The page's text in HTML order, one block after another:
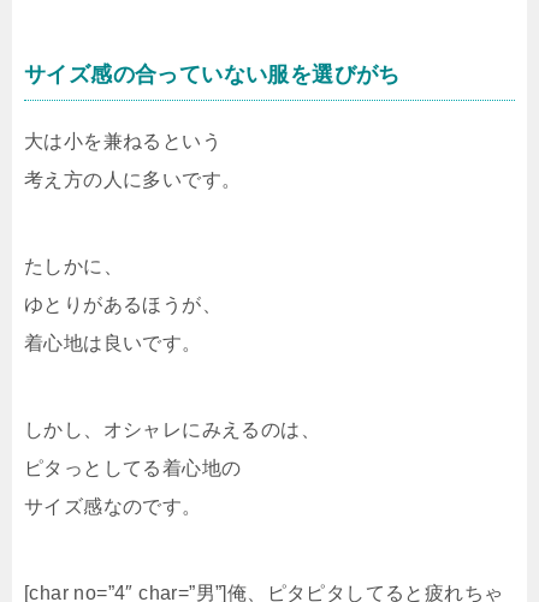
サイズ感の合っていない服を選びがち
大は小を兼ねるという
考え方の人に多いです。
たしかに、
ゆとりがあるほうが、
着心地は良いです。
しかし、オシャレにみえるのは、
ピタっとしてる着心地の
サイズ感なのです。
[char no=”4″ char=”男”]俺、ピタピタしてると疲れちゃ